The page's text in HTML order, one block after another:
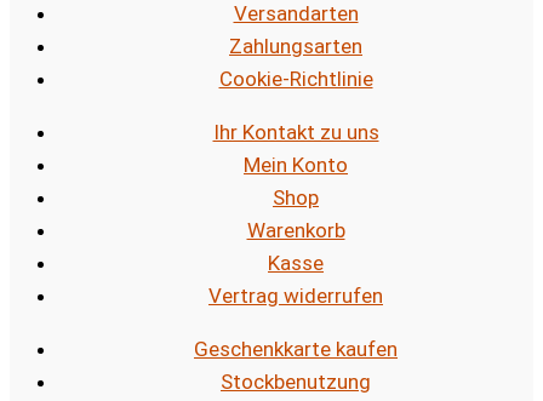
Versandarten
Zahlungsarten
Cookie-Richtlinie
Ihr Kontakt zu uns
Mein Konto
Shop
Warenkorb
Kasse
Vertrag widerrufen
Geschenkkarte kaufen
Stockbenutzung